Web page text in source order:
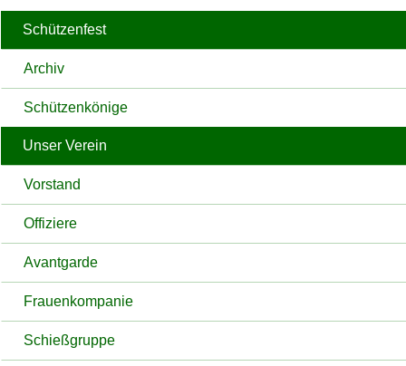
Schützenfest
Archiv
Schützenkönige
Unser Verein
Vorstand
Offiziere
Avantgarde
Frauenkompanie
Schießgruppe